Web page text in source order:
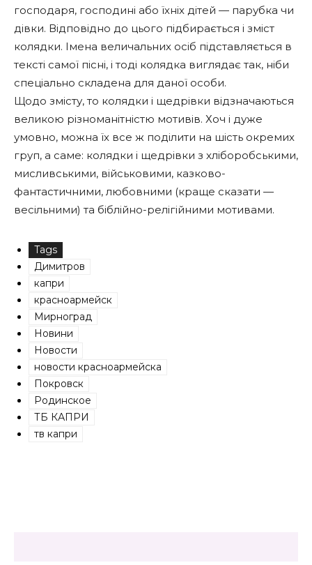
господаря, господині або їхніх дітей — парубка чи
дівки. Відповідно до цього підбирається і зміст
колядки. Імена величальних осіб підставляється в
тексті самої пісні, і тоді колядка виглядає так, ніби
спеціально складена для даної особи.
Щодо змісту, то колядки і щедрівки відзначаються
великою різноманітністю мотивів. Хоч і дуже
умовно, можна їх все ж поділити на шість окремих
груп, а саме: колядки і щедрівки з хліборобськими,
мисливськими, військовими, казково-
фантастичними, любовними (краще сказати —
весільними) та біблійно-релігійними мотивами.
Tags
Димитров
капри
красноармейск
Мирноград
Новини
Новости
новости красноармейска
Покровск
Родинское
ТБ КАПРИ
тв капри